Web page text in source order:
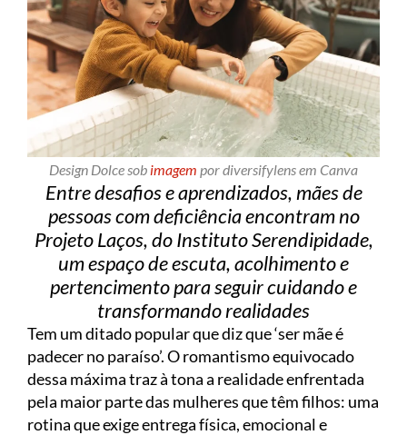
Design Dolce sob imagem por diversifylens em Canva
Entre desafios e aprendizados, mães de
pessoas com deficiência encontram no
Projeto Laços, do Instituto Serendipidade,
um espaço de escuta, acolhimento e
pertencimento para seguir cuidando e
transformando realidades
Tem um ditado popular que diz que ‘ser mãe é
padecer no paraíso’. O romantismo equivocado
dessa máxima traz à tona a realidade enfrentada
pela maior parte das mulheres que têm filhos: uma
rotina que exige entrega física, emocional e